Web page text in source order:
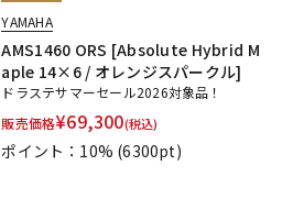
YAMAHA
AMS1460 ORS [Absolute Hybrid M
aple 14×6 / オレンジスパークル]
ドラステサマーセール2026対象品！
販売価格¥69,300(税込)
ポイント：10% (6300pt)